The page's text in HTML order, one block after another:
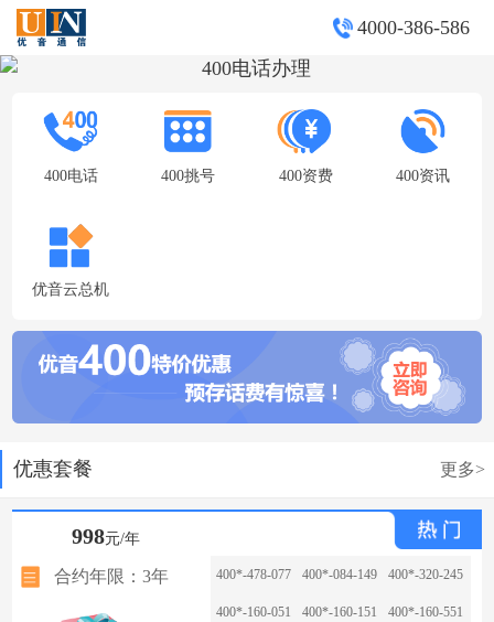
4000-386-586
400电话 400挑号 400资费 400资讯
优音云总机
优惠套餐 更多>
998元/年
合约年限：3年 400*-478-077 400*-084-149 400*-320-245
400*-160-051 400*-160-151 400*-160-551